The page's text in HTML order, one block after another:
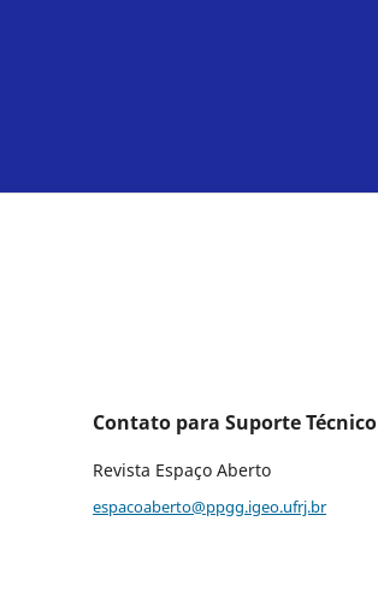
Contato para Suporte Técnico
Revista Espaço Aberto
espacoaberto@ppgg.igeo.ufrj.br